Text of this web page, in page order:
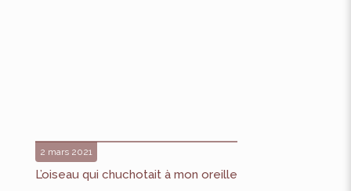
2 mars 2021
L’oiseau qui chuchotait à mon oreille